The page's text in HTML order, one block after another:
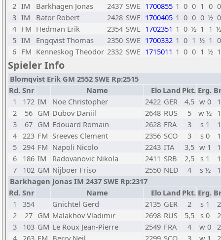
2 IM Barkhagen Jonas 2437 SWE 1700855 1 0 0 1 0 0
3 IM Bator Robert 2428 SWE 1700405 1 0 0 0 ½ 0
4 FM Hedman Erik 2354 SWE 1702351 1 0 ½ 1 1 ½
5 IM Engqvist Thomas 2350 SWE 1700332 1 0 1 ½ 1 0
6 FM Kenneskog Theodor 2332 SWE 1715011 1 0 0 1 ½ 1
Spieler Info
Blomqvist Erik GM 2552 SWE Rp:2515
Rd. Snr Name Elo Land Pkt. Erg.
1
172 IM Noe Christopher 2422 GER 4,5 w 0
1
2
56 GM Dubov Daniil 2648 RUS 5 w ½ 1
3
67 GM Edouard Romain 2628 FRA 3 s 1
1
4 223 FM Sreeves Clement 2356 SCO 3 s 0
1
5 294 FM Napoli Nicolo 2243 ITA 3,5 w 1
1
6
186 IM Radovanovic Nikola 2411 SRB 2,5 s 1
1
7
102 GM Nijboer Friso 2550 NED 4 s ½
1
Barkhagen Jonas IM 2437 SWE Rp:2317
Rd. Snr Name Elo Land Pkt. Erg.
1
354 Gnichtel Gerd 2135 GER 2 s 1
2
2
27 GM Malakhov Vladimir 2698 RUS 5,5 s 0
2
3
103 GM Le Roux Jean-Pierre 2549 FRA 4 w 0
2
4 263 FM Berry Neil 2299 SCO 3 w 1
2